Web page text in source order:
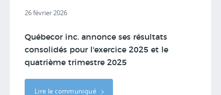
26 février 2026
Québecor inc. annonce ses résultats
consolidés pour l'exercice 2025 et le
quatrième trimestre 2025
Lire le communiqué